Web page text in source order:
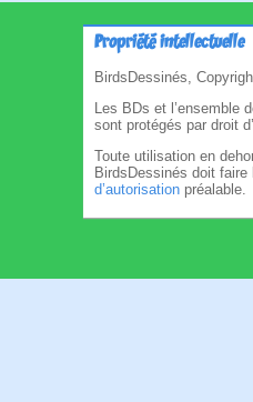
Propriété intellectuelle
BirdsDessinés,
Les BDs et l’ensemble
sont protégés par droit
Toute utilisation en
BirdsDessinés doit faire
d’autorisation préalable.